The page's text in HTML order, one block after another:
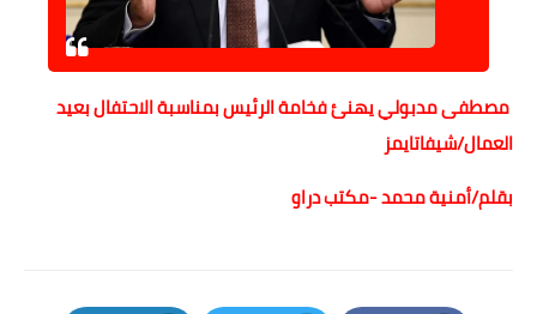
مصطفى مدبولي يهنئ فخامة الرئيس بمناسبة الاحتفال بعيد
العمال/شيفاتايمز
بقلم/أمنية محمد -مكتب دراو